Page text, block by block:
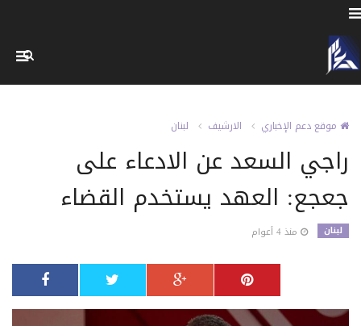
موقع دعم الإخباري الارشيف لبنان
راجي السعد عن الادعاء على
جعجع: العهد يستخدم القضاء
لبنان منذ 4 أعوام